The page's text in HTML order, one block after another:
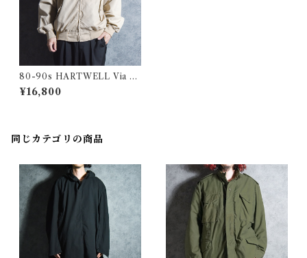
80-90s HARTWELL Via Sp
orts Style Harrington jacke
t Made in USA Swing Top
¥16,800
同じカテゴリの商品